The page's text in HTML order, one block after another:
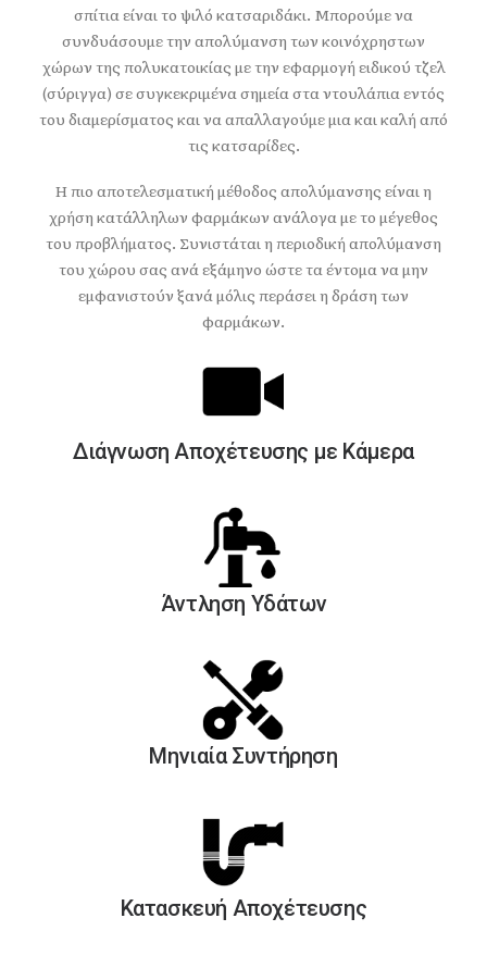
σπίτια είναι το ψιλό κατσαριδάκι. Μπορούμε να
συνδυάσουμε την απολύμανση των κοινόχρηστων
χώρων της πολυκατοικίας με την εφαρμογή ειδικού τζελ
(σύριγγα) σε συγκεκριμένα σημεία στα ντουλάπια εντός
του διαμερίσματος και να απαλλαγούμε μια και καλή από
τις κατσαρίδες.
Η πιο αποτελεσματική μέθοδος απολύμανσης είναι η
χρήση κατάλληλων φαρμάκων ανάλογα με το μέγεθος
του προβλήματος. Συνιστάται η περιοδική απολύμανση
του χώρου σας ανά εξάμηνο ώστε τα έντομα να μην
εμφανιστούν ξανά μόλις περάσει η δράση των
φαρμάκων.
Διάγνωση Aποχέτευσης με Kάμερα
Άντληση Yδάτων
Μηνιαία Συντήρηση
Κατασκευή Αποχέτευσης